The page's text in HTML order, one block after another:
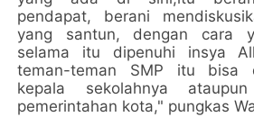
pendapat, berani
yang santun, dengan cara
selama itu dipenuhi insya
teman-teman SMP itu bisa
kepala sekolahnya
pemerintahan kota," pungkas